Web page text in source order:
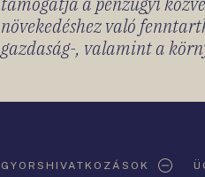
növekedéshez való
gazdaság-, valamint a
GYORSHIVATKOZÁSOK